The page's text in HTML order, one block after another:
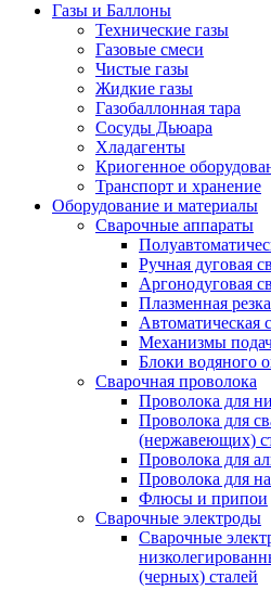
Газы и Баллоны
Технические газы
Газовые смеси
Чистые газы
Жидкие газы
Газобаллонная тара
Сосуды Дьюара
Хладагенты
Криогенное
Транспорт и хранение
Оборудование и материалы
Сварочные аппараты
Ручная дуговая
Аргонодуговая
Плазменная
Автоматическая
Механизмы
Блоки водяного
Сварочная проволока
Проволока для
Проволока для
(нержавеющих)
Проволока для
Проволока для
Флюсы и припои
Сварочные электроды
Сварочные
(черных) сталей